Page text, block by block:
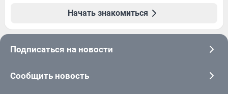
Начать знакомиться
Подписаться на новости
Сообщить новость